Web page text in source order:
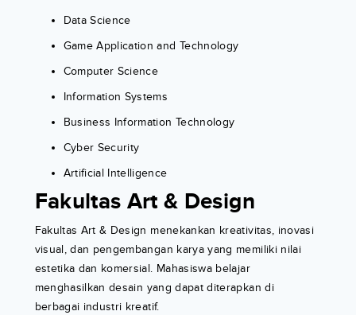
Data Science
Game Application and Technology
Computer Science
Information Systems
Business Information Technology
Cyber Security
Artificial Intelligence
Fakultas Art & Design
Fakultas Art & Design menekankan kreativitas, inovasi
visual, dan pengembangan karya yang memiliki nilai
estetika dan komersial. Mahasiswa belajar
menghasilkan desain yang dapat diterapkan di
berbagai industri kreatif.